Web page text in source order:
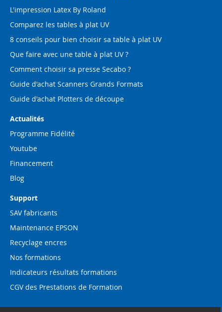
L'impression Latex By Roland
Comparez les tables à plat UV
8 conseils pour bien choisir sa table à plat UV
Que faire avec une table à plat UV ?
Comment choisir sa presse Secabo ?
Guide d'achat Scanners Grands Formats
Guide d'achat Plotters de découpe
Actualités
Programme Fidélité
Youtube
Financement
Blog
Support
SAV fabricants
Maintenance EPSON
Recyclage encres
Nos formations
Indicateurs résultats formations
CGV des Prestations de Formation